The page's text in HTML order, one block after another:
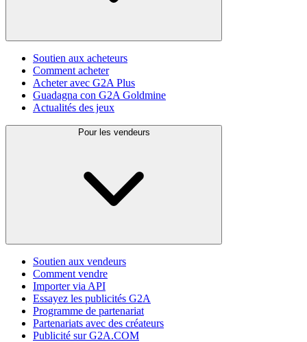
Soutien aux acheteurs
Comment acheter
Acheter avec G2A Plus
Guadagna con G2A Goldmine
Actualités des jeux
Pour les vendeurs
Soutien aux vendeurs
Comment vendre
Importer via API
Essayez les publicités G2A
Programme de partenariat
Partenariats avec des créateurs
Publicité sur G2A.COM